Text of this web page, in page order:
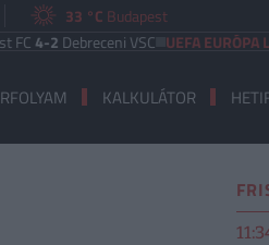
33 °C Budapest
Debreceni VSC UEFA EURÓPA LIGA
KALKULÁTOR